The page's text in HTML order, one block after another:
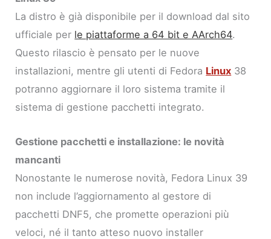
La distro è già disponibile per il download dal sito
ufficiale per le piattaforme a 64 bit e AArch64.
Questo rilascio è pensato per le nuove
installazioni, mentre gli utenti di Fedora Linux 38
potranno aggiornare il loro sistema tramite il
sistema di gestione pacchetti integrato.
Gestione pacchetti e installazione: le novità
mancanti
Nonostante le numerose novità, Fedora Linux 39
non include l’aggiornamento al gestore di
pacchetti DNF5, che promette operazioni più
veloci, né il tanto atteso nuovo installer